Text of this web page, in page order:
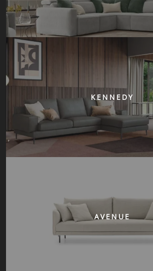
KENNEDY
AVENUE